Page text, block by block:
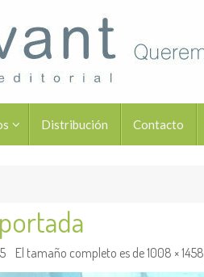
Distribución Contacto
El tamaño completo es de1008 × 1458